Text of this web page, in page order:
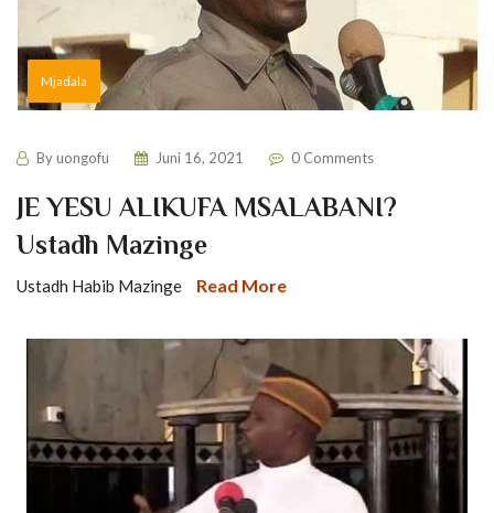
Mjadala
Byuongofu Juni 16, 2021 0 Comments
JE YESU ALIKUFA MSALABANI?
Ustadh Mazinge
Ustadh Habib Mazinge Read More